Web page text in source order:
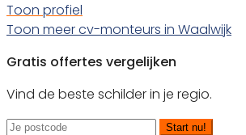
Toon profiel
Toon meer cv-monteurs in Waalwijk
Gratis offertes vergelijken
Vind de beste schilder in je regio.
Start nu!